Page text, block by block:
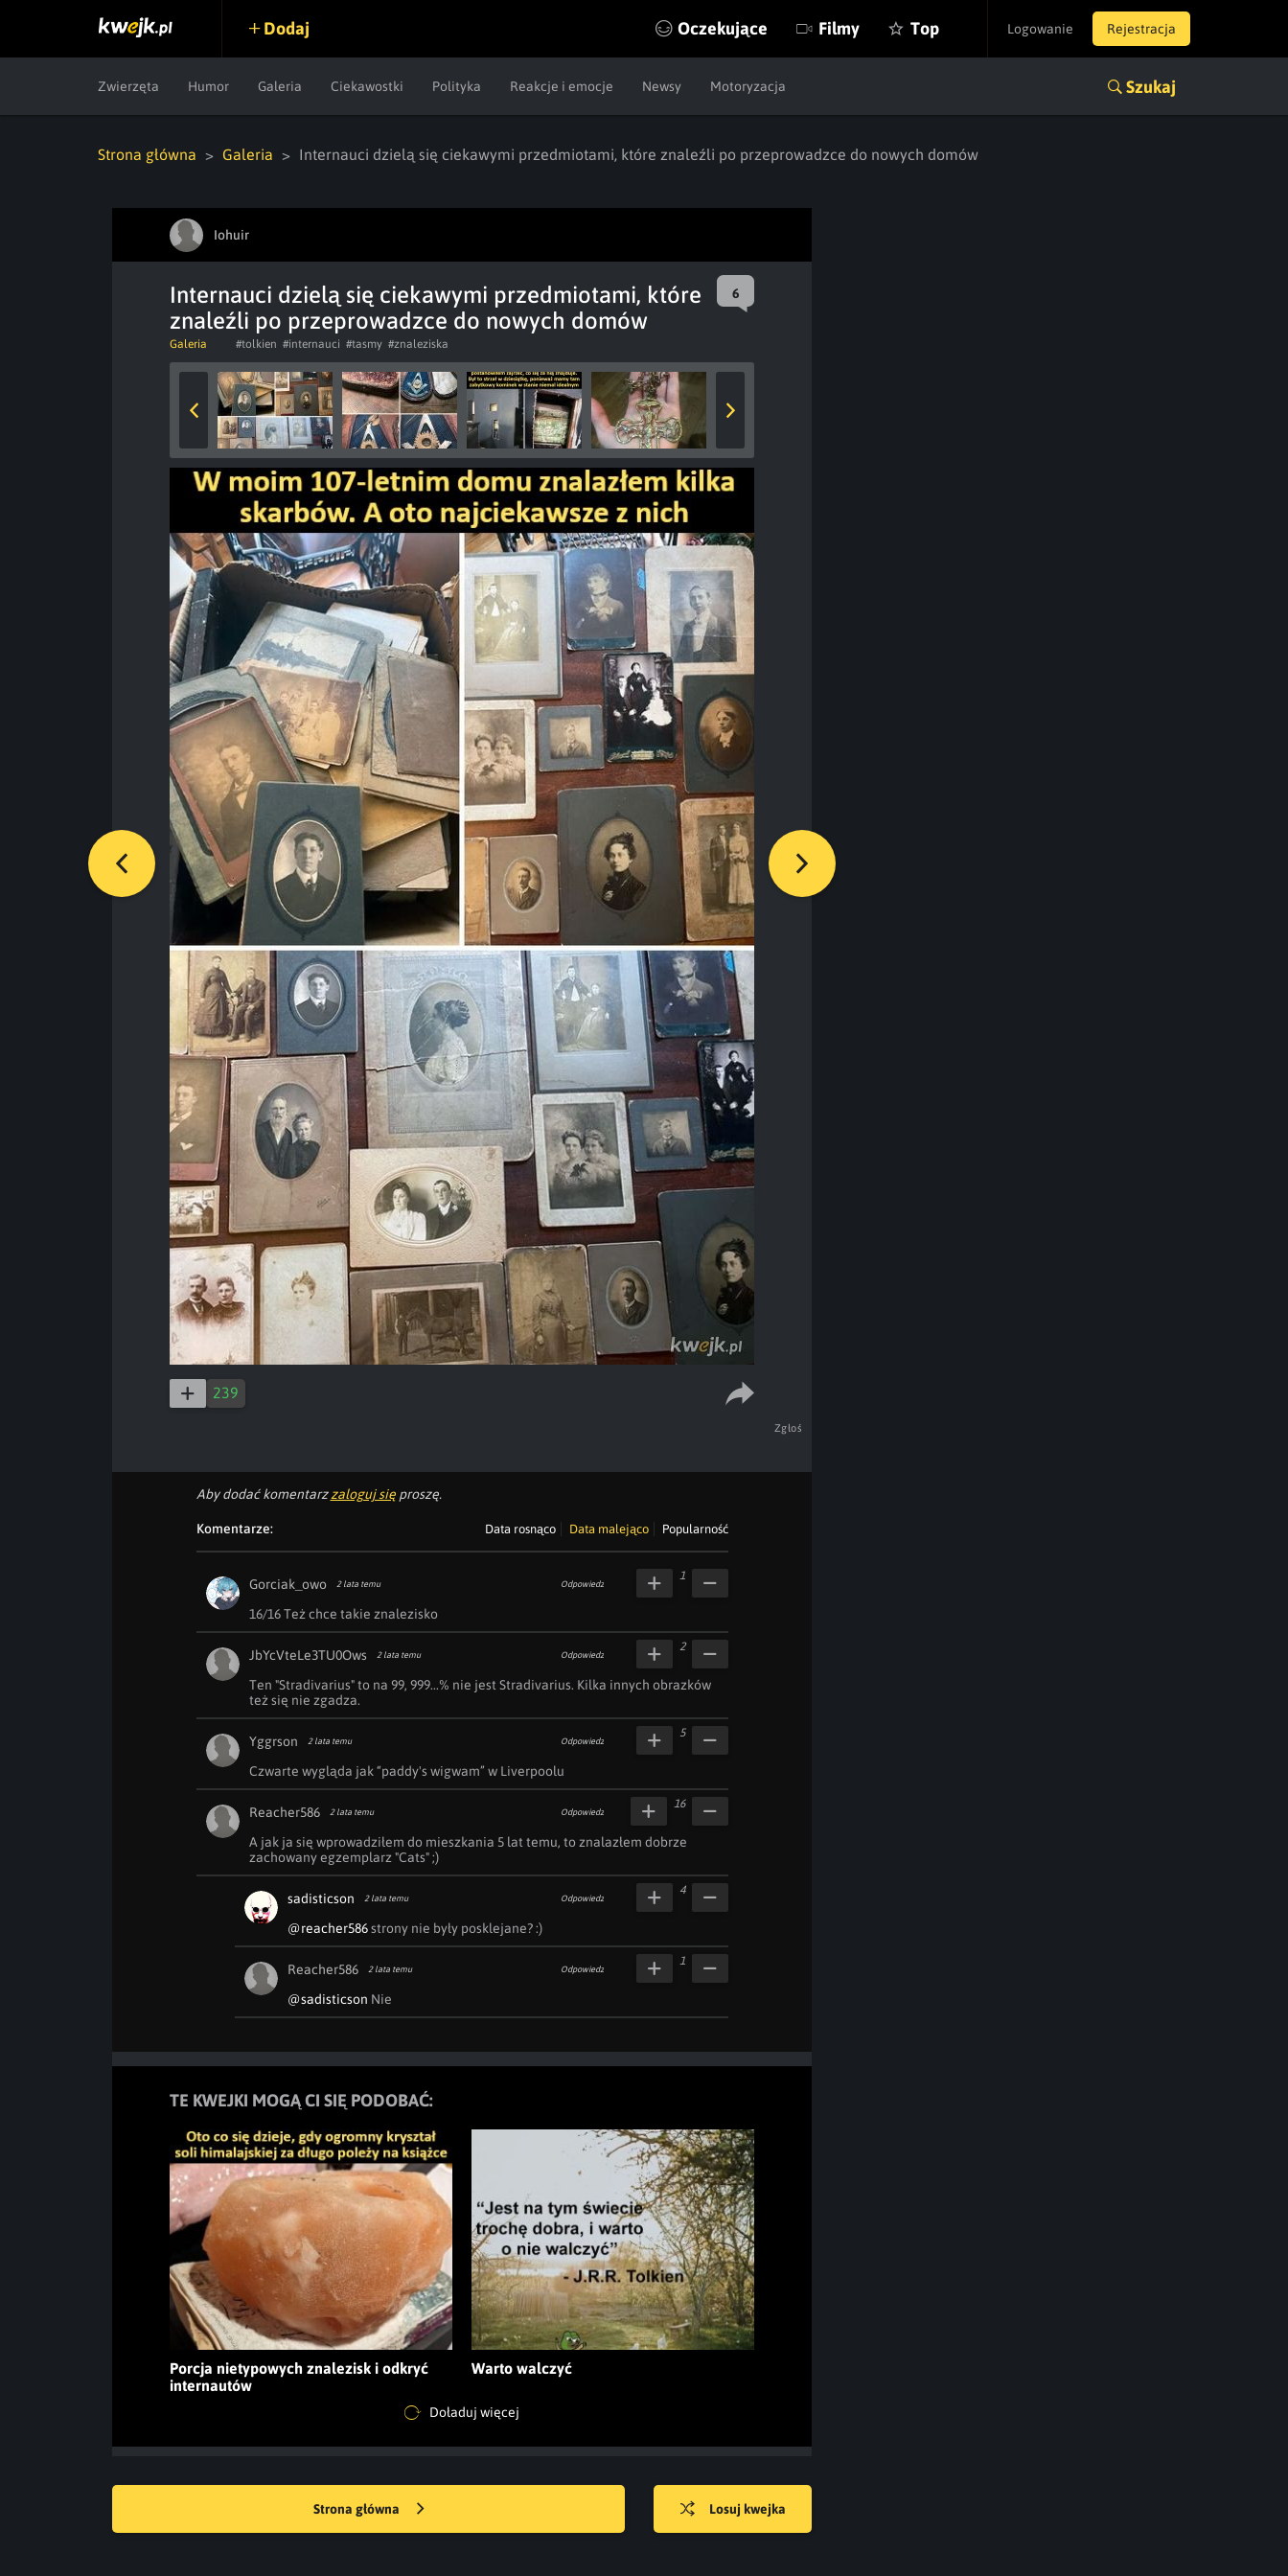
Logowanie Rejestracja
Dodaj Oczekujące Filmy Top
Zwierzęta Humor Galeria Ciekawostki Polityka Reakcje i emocje Newsy Motoryzacja Szukaj
Strona główna Galeria Internauci dzielą się ciekawymi przedmiotami, które znaleźli po przeprowadzce do nowych domów
Iohuir
Internauci dzielą się ciekawymi przedmiotami, które
znaleźli po przeprowadzce do nowych domów
6
Galeria #tolkien #internauci #tasmy #znaleziska
239
Zgłoś
Aby dodać komentarzzaloguj sięproszę.
Komentarze: Data rosnąco Data malejąco Popularność
Gorciak_owo 2 lata temu Odpowiedz
16/16 Też chce takie znalezisko
1
JbYcVteLe3TU0Ows 2 lata temu Odpowiedz
Ten "Stradivarius" to na 99, 999...% nie jest Stradivarius. Kilka innych obrazków
też się nie zgadza.
2
Yggrson 2 lata temu Odpowiedz
Czwarte wygląda jak “paddy's wigwam” w Liverpoolu
5
Reacher586 2 lata temu Odpowiedz
A jak ja się wprowadziłem do mieszkania 5 lat temu, to znalazłem dobrze
zachowany egzemplarz "Cats" ;)
16
sadisticson 2 lata temu Odpowiedz
@reacher586 strony nie były posklejane? :)
4
Reacher586 2 lata temu Odpowiedz
@sadisticson Nie
1
TE KWEJKI MOGĄ CI SIĘ PODOBAĆ:
Porcja nietypowych znalezisk i odkryć
internautów
Warto walczyć
Doładuj więcej
Strona główna Losuj kwejka